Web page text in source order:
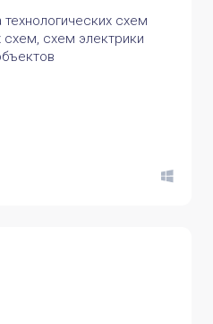
схем
схем, схем электрики